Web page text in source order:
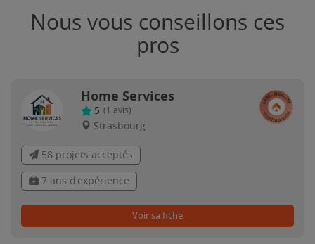
Nous vous conseillons ces
pros
Home Services
5 (1 avis)
Strasbourg
58 projets acceptés
7 ans d'expérience
Voir sa fiche